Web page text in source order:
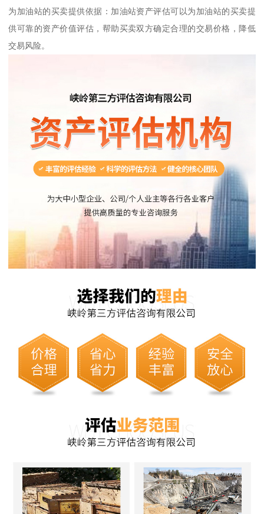
为加油站的买卖提供依据：加油站资产评估可以为加油站的买卖提
供可靠的资产价值评估，帮助买卖双方确定合理的交易价格，降低
交易风险。